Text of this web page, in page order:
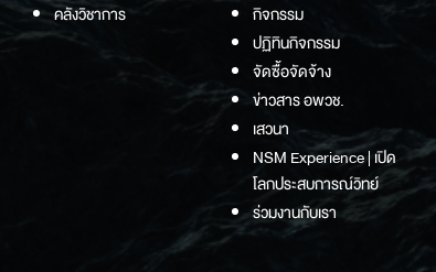
คลังวิชาการ
กิจกรรม
ปฏิทินกิจกรรม
จัดซื้อจัดจ้าง
ข่าวสาร อพวช.
เสวนา
NSM Experience | เปิด
โลกประสบการณ์วิทย์
ร่วมงานกับเรา